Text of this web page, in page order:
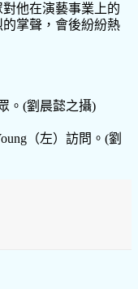
對他在演藝事業 上的
掌聲 ，會後紛紛熱
。 (劉晨懿之攝)
（左） 訪問。 (劉